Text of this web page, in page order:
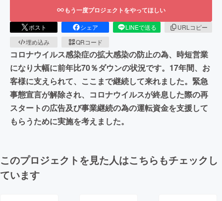
もう一度プロジェクトをやってほしい
ポスト シェア LINEで送る
URLコピー
埋め込み
QRコード
コロナウイルス感染症の拡大感染の防止の為、時短営業
になり大幅に前年比70％ダウンの状況です。17年間、お
客様に支えられて、ここまで継続して来れました。緊急
事態宣言が解除され、コロナウイルスが終息した際の再
スタートの広告及び事業継続の為の運転資金を支援して
もらうために実施を考えました。
このプロジェクトを見た人はこちらもチェックし
ています